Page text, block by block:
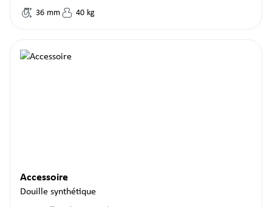
36 mm 40 kg
Accessoire
Douille synthétique